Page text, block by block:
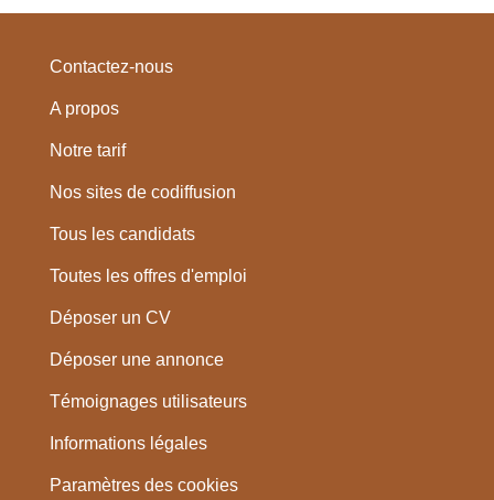
Contactez-nous
A propos
Notre tarif
Nos sites de codiffusion
Tous les candidats
Toutes les offres d'emploi
Déposer un CV
Déposer une annonce
Témoignages utilisateurs
Informations légales
Paramètres des cookies